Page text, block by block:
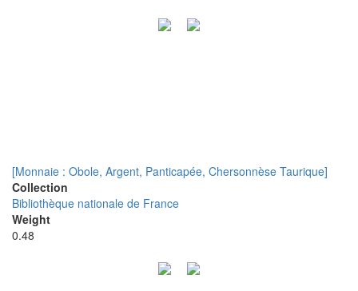
[Monnaie : Obole, Argent, Panticapée, Chersonnèse Taurique]
Collection
Bibliothèque nationale de France
Weight
0.48